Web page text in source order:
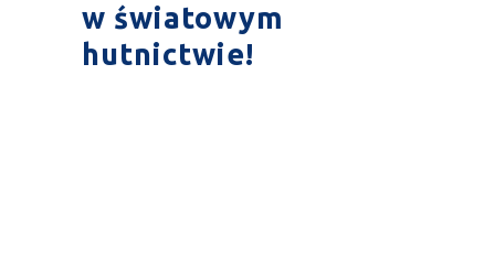
w światowym
hutnictwie!